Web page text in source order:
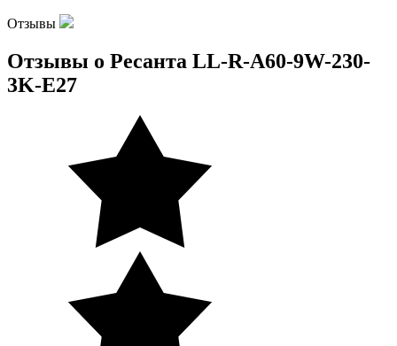
Отзывы
Отзывы о Ресанта LL-R-A60-9W-230-
3K-E27